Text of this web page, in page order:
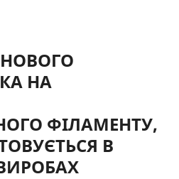
НА
ФІЛАМЕНТУ,
В